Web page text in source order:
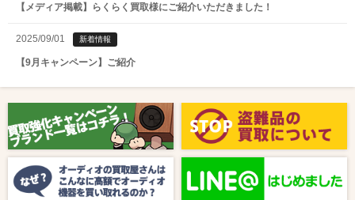
【メディア掲載】らくらく買取様にご紹介いただきました！
2025/09/01 新着情報
【9月キャンペーン】ご紹介
【8月キャンペーン】ご紹介
2024/10/04 新着情報
【ラジオ番組放送のお知らせ】